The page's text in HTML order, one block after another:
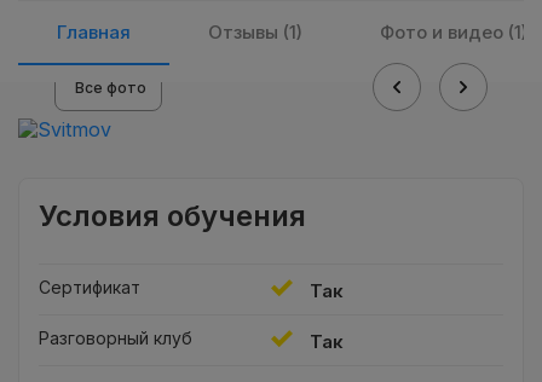
Главная Отзывы (1) Фото и видео (1)
Previous
Next
Все фото
Условия обучения
Сертификат Так
Разговорный клуб Так